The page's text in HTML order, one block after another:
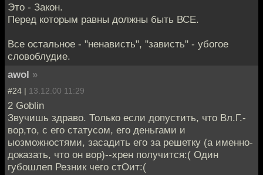
Это - Закон.
Перед которым равны должны быть ВСЕ.
Все остальное - "ненависть", "зависть" - убогое
словоблудие.
awol »
#24 | 13.12.00 11:29
2 Goblin
Звучишь здраво. Только если допустить, что Вл.Г.-
вор,то, с его статусом, его деньгами и
ыозможностями, засадить его за решетку (а именно-
доказать, что он вор)--хрен получится:( Один
губошлеп Резник чего стОит:(